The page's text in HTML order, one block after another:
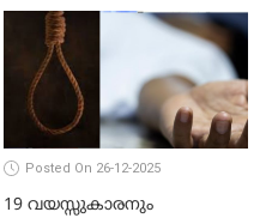
Posted On 26-12-2025
19 വയസ്സുകാരനും